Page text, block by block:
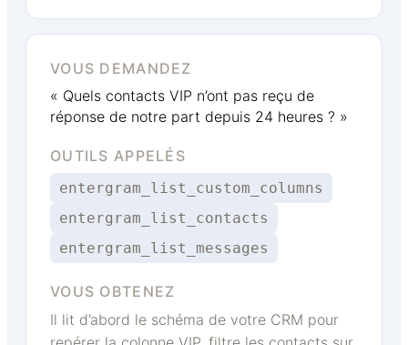
VOUS DEMANDEZ
« Quels contacts VIP n’ont pas reçu de
réponse de notre part depuis 24 heures ? »
OUTILS APPELÉS
entergram_list_custom_columns
entergram_list_contacts
entergram_list_messages
VOUS OBTENEZ
Il lit d’abord le schéma de votre CRM pour